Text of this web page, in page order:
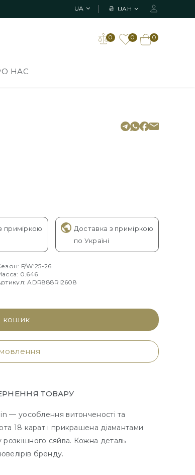
UA ₴ UAH
0
0
0
НАС
приміркою
Доставка з приміркою
по Україні
F/W'25-26
0.646
ADR888RI2608
кошик
ТОВАРУ
— уособлення витонченості та
18 карат і прикрашена діамантами
сяйва. Кожна деталь
бренду.